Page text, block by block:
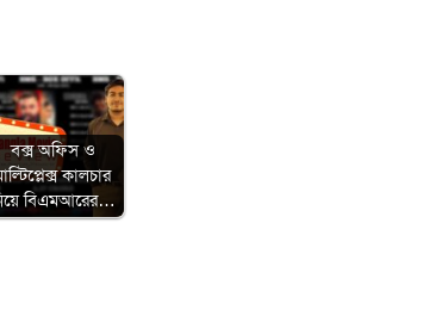
বক্স অফিস ও
কালচার
বিএমআরের…